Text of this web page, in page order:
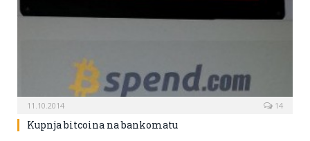
11.10.2014 14
Kupnja bitcoina na bankomatu